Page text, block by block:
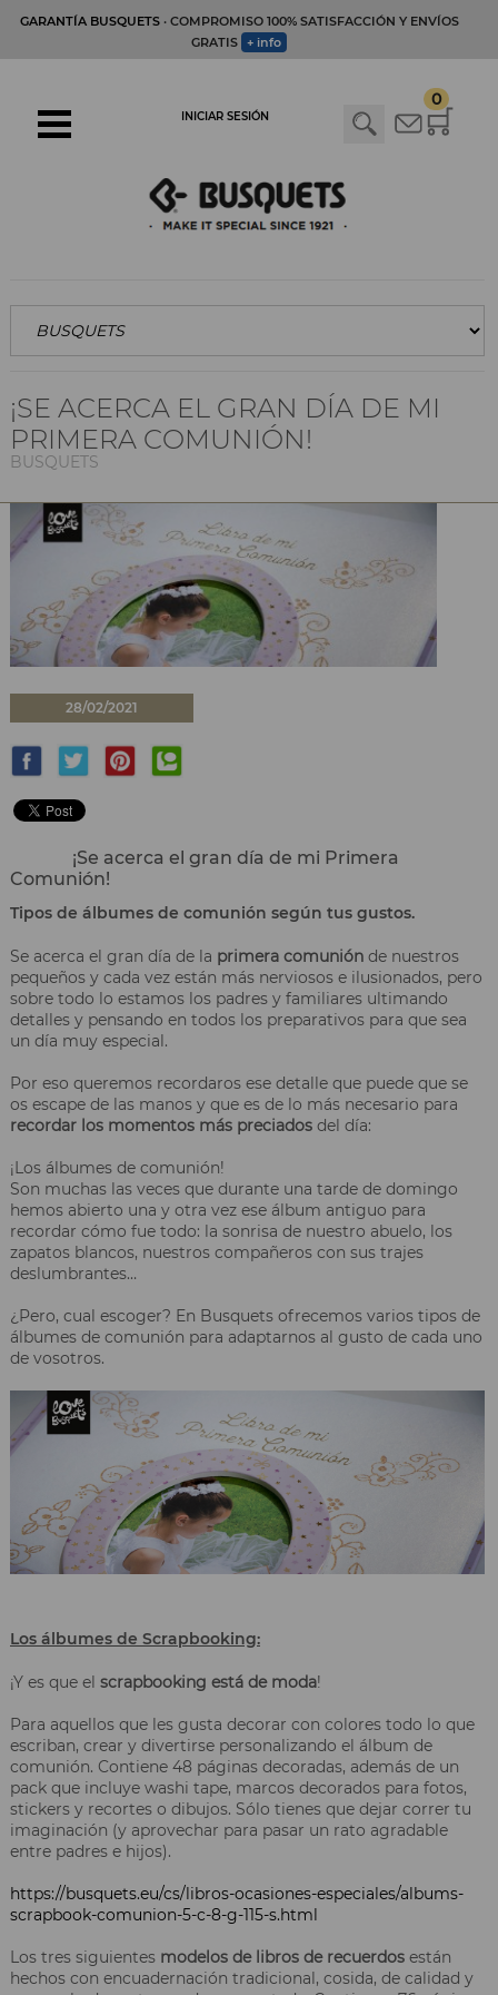
GARANTÍA BUSQUETS· COMPROMISO 100% SATISFACCIÓN Y ENVÍOS
GRATIS + info
0
INICIAR SESIÓN
¡SE ACERCA EL GRAN DÍA DE MI
PRIMERA COMUNIÓN!
BUSQUETS
28/02/2021
¡Se acerca el gran día de mi Primera
Comunión!
Tipos de álbumes de comunión según tus gustos.
Se acerca el gran día de la primera comunión de nuestros
pequeños y cada vez están más nerviosos e ilusionados, pero
sobre todo lo estamos los padres y familiares ultimando
detalles y pensando en todos los preparativos para que sea
un día muy especial.
Por eso queremos recordaros ese detalle que puede que se
os escape de las manos y que es de lo más necesario para
recordar los momentos más preciados del día:
¡Los álbumes de comunión!
Son muchas las veces que durante una tarde de domingo
hemos abierto una y otra vez ese álbum antiguo para
recordar cómo fue todo: la sonrisa de nuestro abuelo, los
zapatos blancos, nuestros compañeros con sus trajes
deslumbrantes…
¿Pero, cual escoger? En Busquets ofrecemos varios tipos de
álbumes de comunión para adaptarnos al gusto de cada uno
de vosotros.
Los álbumes de Scrapbooking:
¡Y es que el scrapbooking está de moda!
Para aquellos que les gusta decorar con colores todo lo que
escriban, crear y divertirse personalizando el álbum de
comunión. Contiene 48 páginas decoradas, además de un
pack que incluye washi tape, marcos decorados para fotos,
stickers y recortes o dibujos. Sólo tienes que dejar correr tu
imaginación (y aprovechar para pasar un rato agradable
entre padres e hijos).
https://busquets.eu/cs/libros-ocasiones-especiales/albums-
scrapbook-comunion-5-c-8-g-115-s.html
Los tres siguientes modelos de libros de recuerdos están
hechos con encuadernación tradicional, cosida, de calidad y